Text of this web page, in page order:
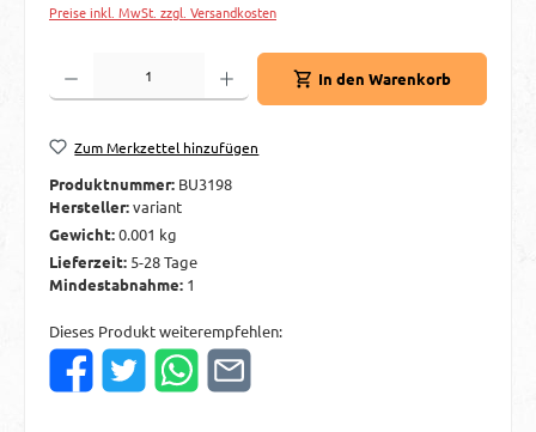
Preise inkl. MwSt. zzgl. Versandkosten
Produkt Anzahl: Gib den gewünschten Wert ein oder benutze die Schaltflächen
In den Warenkorb
Zum Merkzettel hinzufügen
Produktnummer: BU3198
Hersteller:variant
Gewicht:0.001 kg
Lieferzeit: 5-28 Tage
Mindestabnahme: 1
Dieses Produkt weiterempfehlen: